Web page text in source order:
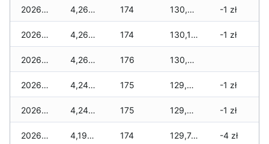
2026-01-29 4,264 zł 174 130,295 zł -1 zł
2026-01-28 4,264 zł 174 130,135 zł -1 zł
2026-01-27 4,264 zł 176 130,043 zł
2026-01-26 4,244 zł 175 129,979 zł -1 zł
2026-01-25 4,244 zł 175 129,907 zł -1 zł
2026-01-24 4,194 zł 174 129,743 zł -4 zł